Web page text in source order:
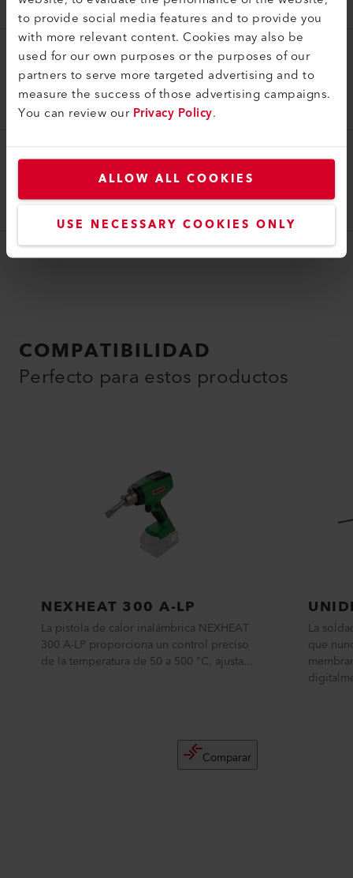
to provide social media features and to provide you
with more relevant content. Cookies may also be
used for our own purposes or the purposes of our
partners to serve more targeted advertising and to
measure the success of those advertising campaigns.
You can review ourPrivacy Policy.
ALLOW ALL COOKIES
USE NECESSARY COOKIES ONLY
151.847
Cepillo
Cepillo de limpieza de latón ø 5 mm
114.239
Cepillo
Cepillo de alambre
COMPATIBILIDAD
Perfecto para estos productos
NEXHEAT 300 A-LP
La pistola de calor inalámbrica NEXHEAT
300 A-LP proporciona un control preciso
de la temperatura de 50 a 500 °C, ajusta...
Comparar
La
que